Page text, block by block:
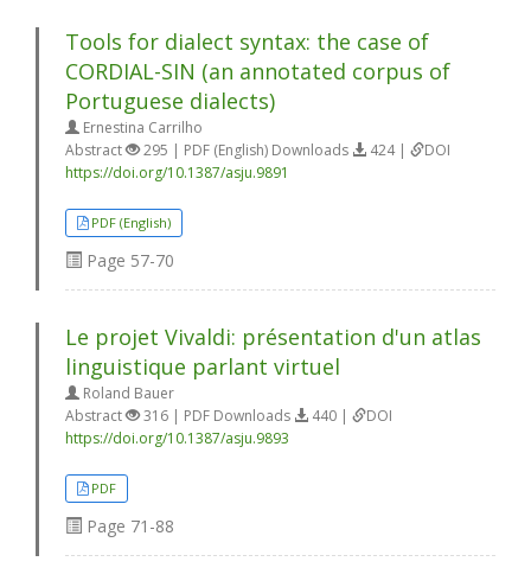
Tools for dialect syntax: the case of
CORDIAL-SIN (an annotated corpus of
Portuguese dialects)
Ernestina Carrilho
Abstract
295 | PDF (English) Downloads 424 |
DOI
https://doi.org/10.1387/asju.9891
PDF (English)
Page 57-70
Le projet Vivaldi: présentation d'un atlas
linguistique parlant virtuel
Roland Bauer
Abstract
316 | PDF Downloads 440 |
DOI
https://doi.org/10.1387/asju.9893
PDF
Page 71-88